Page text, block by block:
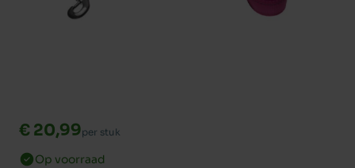
€ 20,99per stuk
Op voorraad